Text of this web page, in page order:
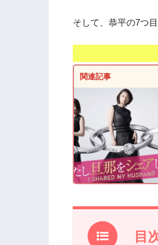
そして、恭平の7つ
関連記事
目